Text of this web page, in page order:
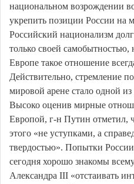
национальном возрождении
укрепить позиции России на
Российский национализм
только своей
Европе такое отношение
Действительно, стремление
мировой арене стало одной
Высоко оценив мирные
Европой, г-н Путин отметил,
этого «не уступками, а
твердостью». Попытки
сегодня хорошо знакомы
Александра III «отстаивать